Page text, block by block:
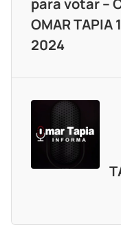
OMAR TAPIA
2024